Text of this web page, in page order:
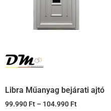
Libra Műanyag bejárati ajtó
99.990 Ft – 104.990 Ft